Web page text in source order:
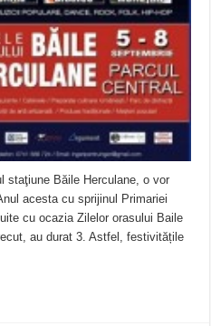
staţiune Băile Herculane, o vor
acesta cu sprijinul Primariei
cu ocazia Zilelor orasului Baile
au durat 3. Astfel, festivitățile